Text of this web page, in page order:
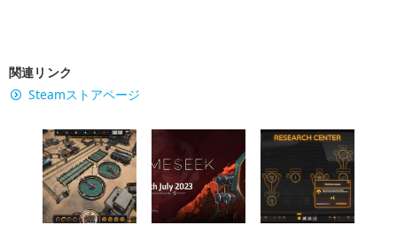
関連リンク
Steamストアページ